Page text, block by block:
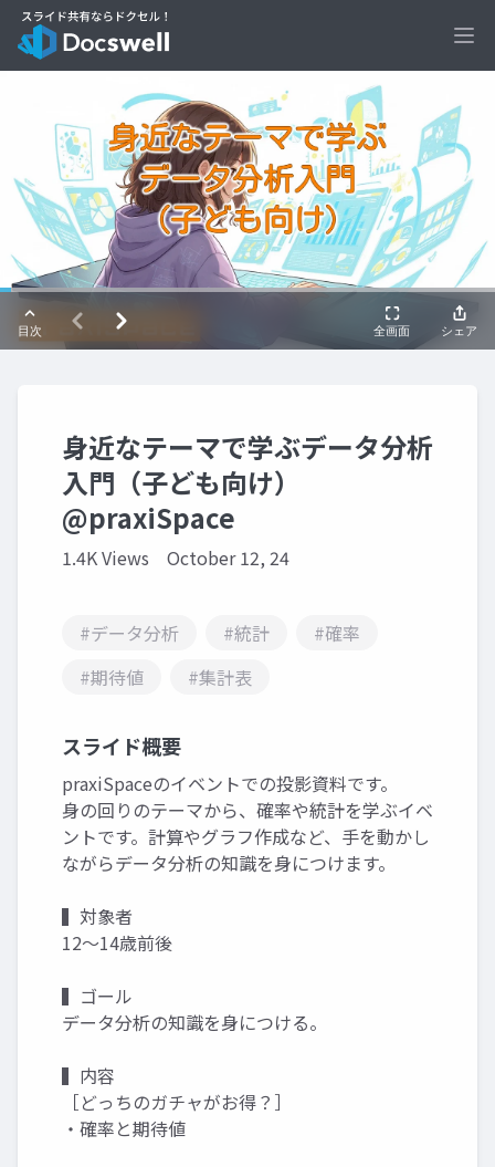
身近なテーマで学ぶデータ分析
入門（子ども向け）
@praxiSpace
1.4K Views October 12, 24
#データ分析 #統計
#確率
#期待値
#集計表
スライド概要
praxiSpaceのイベントでの投影資料です。
身の回りのテーマから、確率や統計を学ぶイベ
ントです。計算やグラフ作成など、手を動かし
ながらデータ分析の知識を身につけます。
▍対象者
12～14歳前後
▍ゴール
データ分析の知識を身につける。
▍内容
［どっちのガチャがお得？］
・確率と期待値